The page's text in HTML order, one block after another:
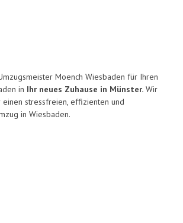
Moench Wiesbaden für Ihren
in Ihr neues Zuhause in Münster. Wir
stressfreien, effizienten und
in Wiesbaden.